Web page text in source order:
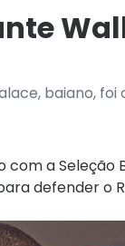
baiano, foi
a Seleção
defender o